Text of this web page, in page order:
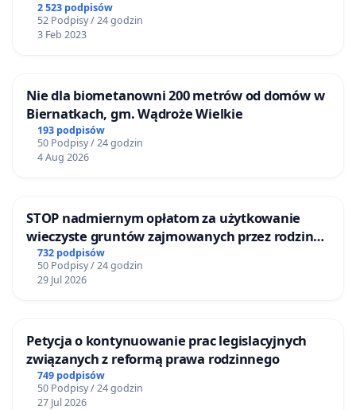
2 523 podpisów
52 Podpisy / 24 godzin
3 Feb 2023
Nie dla biometanowni 200 metrów od domów w
Biernatkach, gm. Wądroże Wielkie
193 podpisów
50 Podpisy / 24 godzin
4 Aug 2026
STOP nadmiernym opłatom za użytkowanie
wieczyste gruntów zajmowanych przez rodzinne
ogrody działkowe.
732 podpisów
50 Podpisy / 24 godzin
29 Jul 2026
Petycja o kontynuowanie prac legislacyjnych
związanych z reformą prawa rodzinnego
749 podpisów
50 Podpisy / 24 godzin
27 Jul 2026